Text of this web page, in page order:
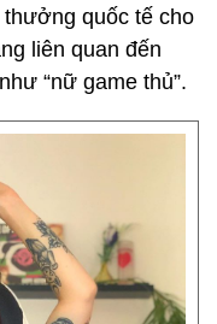
quốc tế cho
liên quan đến
“nữ game thủ”.